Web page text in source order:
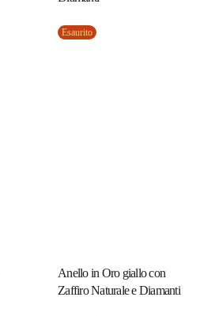
Esaurito
Anello in Oro giallo con
Zaffiro Naturale e Diamanti